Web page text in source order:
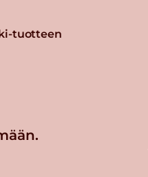
tuotteen